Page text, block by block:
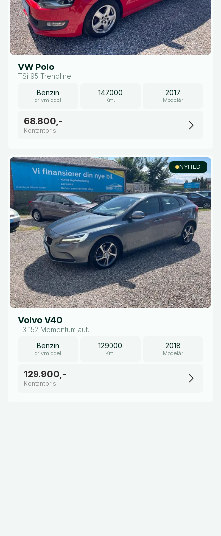
VW Polo
TSi 95 Trendline
Benzin
drivmiddel
147000
Km.
2017
Modelår
68.800,-
Kontantpris
NYHED
Volvo V40
T3 152 Momentum aut.
Benzin
drivmiddel
129000
Km.
2018
Modelår
129.900,-
Kontantpris